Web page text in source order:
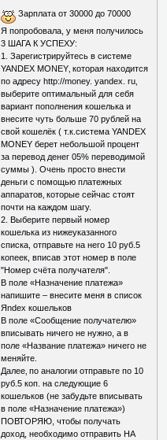
Зарплата от 30000 до 70000
Я попробовала, у меня получилось
3 ШАГА К УСПЕХУ:
1. Зарегистрируйтесь в системе
YANDEX MONEY‚ которая находится
по адресу http://money. yandex. ru‚
выберите оптимальный для себя
вариант пополнения кошелька и
внесите чуть больше 70 рублей на
свой кошелёк ( т.к.система YANDEX
MONEY берет небольшой процент
за перевод денег 05% переводимой
суммы ). Очень просто внести
деньги с помощью платежных
аппаратов‚ которые сейчас стоят
почти на каждом шагу.
2. Выберите первый номер
кошелька из нижеуказанного
списка, отправьте на него 10 руб.5
копеек, вписав этот номер в поле
"Номер счёта получателя".
В поле «Назначение платежа»
напишите – внесите меня в список
Яndex кошельков
В поле «Сообщение получателю»
вписывать ничего не нужно, а в
поле «Название платежа» ничего не
меняйте.
Далее‚ по аналогии отправьте по 10
руб.5 коп. на следующие 6
кошельков (не забудьте вписывать
в поле «Назначение платежа»)
ПОВТОРЯЮ, чтобы получать
доход, необходимо отправить НА